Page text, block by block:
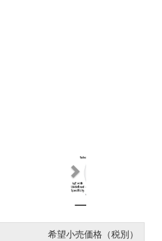
x
t
希望小売価格（税別）